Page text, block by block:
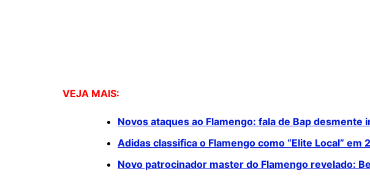
VEJA MAIS:
Novos ataques ao Flamengo: fala de Bap
Adidas classifica o Flamengo como “Elite Local” em
Novo patrocinador master do Flamengo revelado: